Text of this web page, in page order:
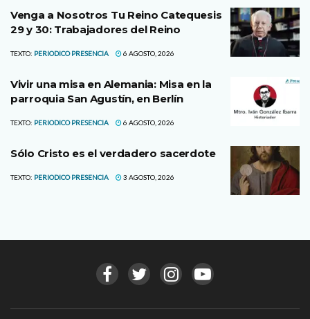
Venga a Nosotros Tu Reino Catequesis
29 y 30: Trabajadores del Reino
TEXTO: PERIODICO PRESENCIA 6 AGOSTO, 2026
Vivir una misa en Alemania: Misa en la
parroquia San Agustín, en Berlín
TEXTO: PERIODICO PRESENCIA 6 AGOSTO, 2026
Sólo Cristo es el verdadero sacerdote
TEXTO: PERIODICO PRESENCIA 3 AGOSTO, 2026